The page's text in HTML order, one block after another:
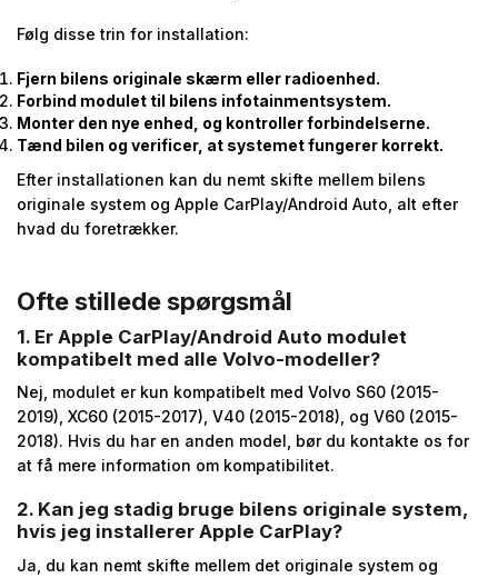
Følg disse trin for installation:
Fjern bilens originale skærm eller radioenhed.
Forbind modulet til bilens infotainmentsystem.
Monter den nye enhed, og kontroller forbindelserne.
Tænd bilen og verificer, at systemet fungerer korrekt.
Efter installationen kan du nemt skifte mellem bilens
originale system og Apple CarPlay/Android Auto, alt efter
hvad du foretrækker.
Ofte stillede spørgsmål
1. Er Apple CarPlay/Android Auto modulet
kompatibelt med alle Volvo-modeller?
Nej, modulet er kun kompatibelt med Volvo S60 (2015-
2019), XC60 (2015-2017), V40 (2015-2018), og V60 (2015-
2018). Hvis du har en anden model, bør du kontakte os for
at få mere information om kompatibilitet.
2. Kan jeg stadig bruge bilens originale system,
hvis jeg installerer Apple CarPlay?
Ja, du kan nemt skifte mellem det originale system og